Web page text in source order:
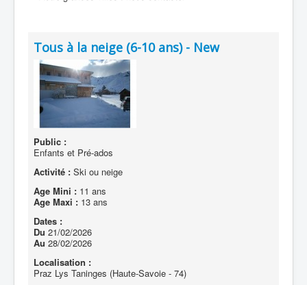
Tous à la neige (6-10 ans) - New
Public :
Enfants et Pré-ados
Activité : Ski ou neige
Age Mini : 11 ans
Age Maxi : 13 ans
Dates :
Du 21/02/2026
Au 28/02/2026
Localisation :
Praz Lys Taninges (Haute-Savoie - 74)